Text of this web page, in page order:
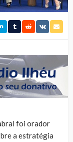
foi orador
a estratégia